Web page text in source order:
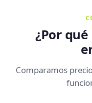
¿Por
Comparamos